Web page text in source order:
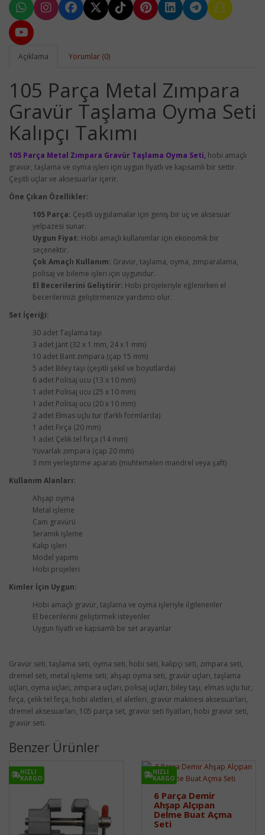
Açıklama Yorumlar (0)
105 Parça Metal Zımpara
Gravür Taşlama Oyma Seti
Kalıpçı Takımı
105 Parça Metal Zımpara Gravür Taşlama Oyma Seti, hobi amaçlı
gravür, taşlama ve oyma işleri için uygun fiyatlı ve kapsamlı bir settir.
Çeşitli uçlar ve aksesuarlar içerir.
Öne Çıkan Özellikler:
105 Parça: Çeşitli uygulamalar için geniş bir uç ve aksesuar
yelpazesi sunar.
Uygun Fiyat: Hobi amaçlı kullanımlar için ekonomik bir
seçenektir.
Çok Amaçlı Kullanım: Gravür, taşlama, oyma, zımparalama,
polisaj ve bileme işleri için uygundur.
El Becerilerini Geliştirir: Hobi projeleriyle eğlenirken el
becerilerinizi geliştirmenize yardımcı olur.
Set İçeriği:
30 adet Taşlama taşı
3 adet Jant (32 x 1 mm, 24 x 1 mm)
10 adet Bant zımpara (çap 15 mm)
5 adet Biley taşı (çeşitli şekil ve boyutlarda)
6 adet Polisaj ucu (13 x 10 mm)
1 adet Polisaj ucu (25 x 10 mm)
1 adet Polisaj ucu (20 x 10 mm)
2 adet Elmas uçlu tur (farklı formlarda)
1 adet Fırça (20 mm)
1 adet Çelik tel fırça (14 mm)
Yuvarlak zımpara (çap 20 mm)
3 mm yerleştirme aparatı (muhtemelen mandrel veya şaft)
Kullanım Alanları:
Ahşap oyma
Metal işleme
Cam gravürü
Seramik işleme
Kalıp işleri
Model yapımı
Hobi projeleri
Kimler İçin Uygun:
Hobi amaçlı gravür, taşlama ve oyma işleriyle ilgilenenler
El becerilerini geliştirmek isteyenler
Uygun fiyatlı ve kapsamlı bir set arayanlar
Gravür seti, taşlama seti, oyma seti, hobi seti, kalıpçı seti, zımpara seti,
dremel seti, metal işleme seti, ahşap oyma seti, gravür uçları, taşlama
uçları, oyma uçları, zımpara uçları, polisaj uçları, biley taşı, elmas uçlu tur,
fırça, çelik tel fırça, hobi aletleri, el aletleri, gravür makinesi aksesuarları,
dremel aksesuarları, 105 parça set, gravür seti fiyatları, hobi gravür seti,
gravür seti.
Benzer Ürünler
HIZLI
KARGO
HIZLI
KARGO
6 Parça Demir
Ahşap Alçıpan
Delme Buat Açma
Seti